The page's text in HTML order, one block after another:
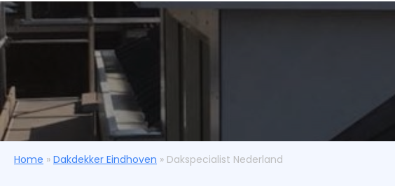
Home » Dakdekker Eindhoven » Dakspecialist Nederland